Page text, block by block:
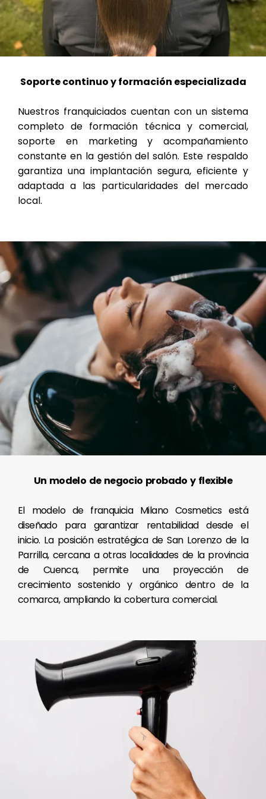
Soporte continuo y formación especializada
Nuestros franquiciados cuentan con un sistema
completo de formación técnica y comercial,
soporte en marketing y acompañamiento
constante en la gestión del salón. Este respaldo
garantiza una implantación segura, eficiente y
adaptada a las particularidades del mercado
local.
Un modelo de negocio probado y flexible
El modelo de franquicia Milano Cosmetics está
diseñado para garantizar rentabilidad desde el
inicio. La posición estratégica de San Lorenzo de la
Parrilla, cercana a otras localidades de la provincia
de Cuenca, permite una proyección de
crecimiento sostenido y orgánico dentro de la
comarca, ampliando la cobertura comercial.